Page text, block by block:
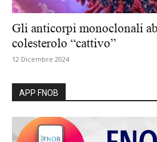
Gli anticorpi monoclonali
colesterolo “cattivo”
12 Dicembre 2024
APP FNOB